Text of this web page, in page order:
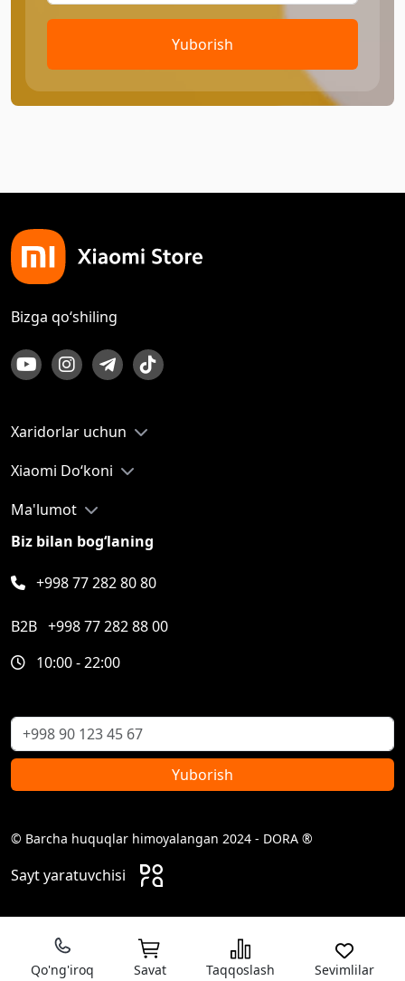
Yuborish
Bizga qo‘shiling
Xaridorlar uchun
Xiaomi Do‘koni
Ma'lumot
Biz bilan bog‘laning
+998 77 282 80 80
B2B +998 77 282 88 00
10:00 - 22:00
Yuborish
© Barcha huquqlar himoyalangan 2024 - DORA ®
Sayt yaratuvchisi
Qo'ng'iroq Savat Taqqoslash Sevimlilar